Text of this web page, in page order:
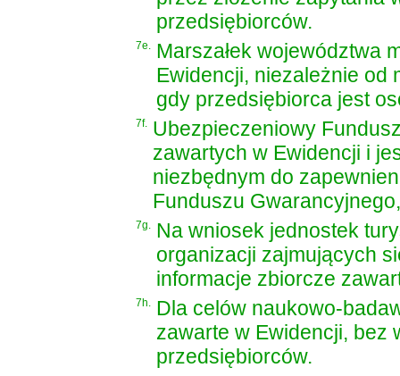
przedsiębiorców.
7e.
Marszałek województwa
Ewidencji, niezależnie od
gdy przedsiębiorca jest
7f.
Ubezpieczeniowy
zawartych w Ewidencji i
niezbędnym do
Funduszu
7g.
Na wniosek jednostek
organizacji zajmujących
informacje zbiorcze
7h.
Dla celów naukowo-
zawarte w Ewidencji, bez
przedsiębiorców.